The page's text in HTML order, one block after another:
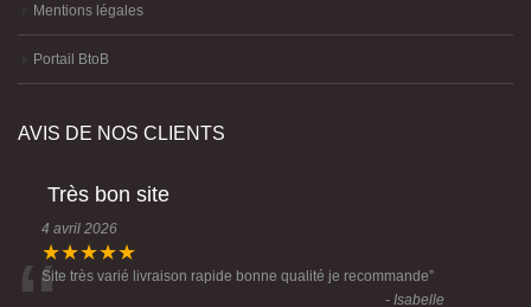
Mentions légales
Portail BtoB
AVIS DE NOS CLIENTS
Très bon site
4 avril 2026
★★★★★
Site très varié livraison rapide bonne qualité je recommande”
- Isabelle